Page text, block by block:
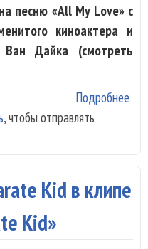
песню «All My Love» с
киноактера и
Дайка (смотреть
Подробнее
, чтобы отправлять
Kid в клипе
Kid»